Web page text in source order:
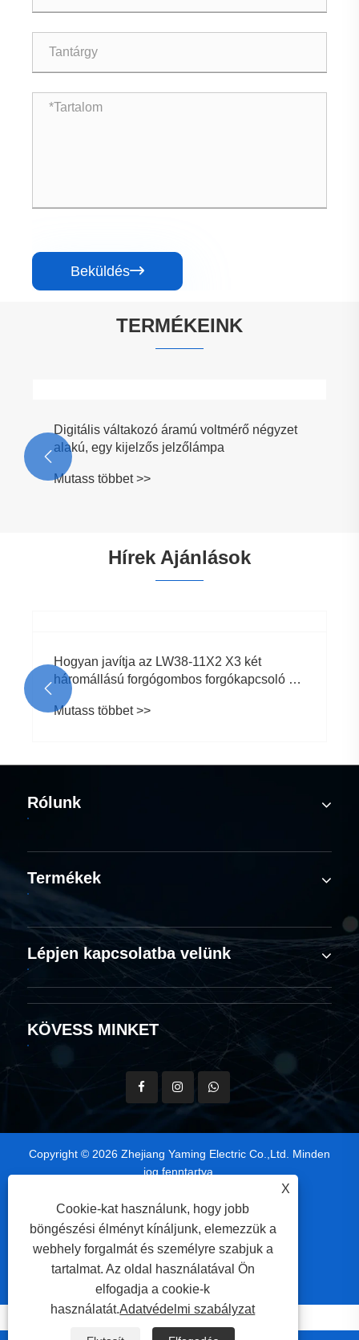
Miért válassza a 20A-es nagy paneles
forgóbütyös kapcsolót elektromos
Rólunk
Termékek
Lépjen kapcsolatba velünk
KÖVESS MINKET
Copyright © 2026 Zhejiang Yaming Electric Co.,Ltd. Minden
jog fenntartva.
Links | Sitemap | RSS | XML
Adatvédelmi szabályzat
X
Cookie-kat használunk, hogy jobb
böngészési élményt kínáljunk, elemezzük a
webhely forgalmát és személyre szabjuk a
tartalmat. Az oldal használatával Ön
elfogadja a cookie-k
használatát.Adatvédelmi szabályzat